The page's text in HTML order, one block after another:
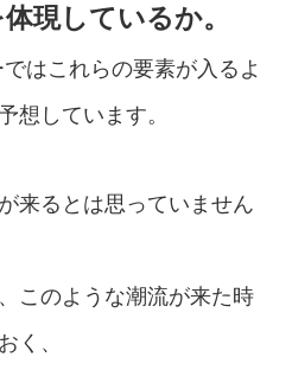
現しているか。
はこれらの要素が入るよ
想しています。
来るとは思っていません
このような潮流が来た時
く、